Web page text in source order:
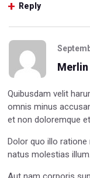
Reply
Quibusdam velit
omnis minus
et non doloremque
Dolor quo illo
natus molestias illum.